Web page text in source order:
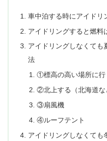
車中泊する時にアイドリ
アイドリングすると燃料
アイドリングしなくても
法
①標高の高い場所に行
②北上する（北海道な
③扇風機
④ルーフテント
アイドリングしなくても